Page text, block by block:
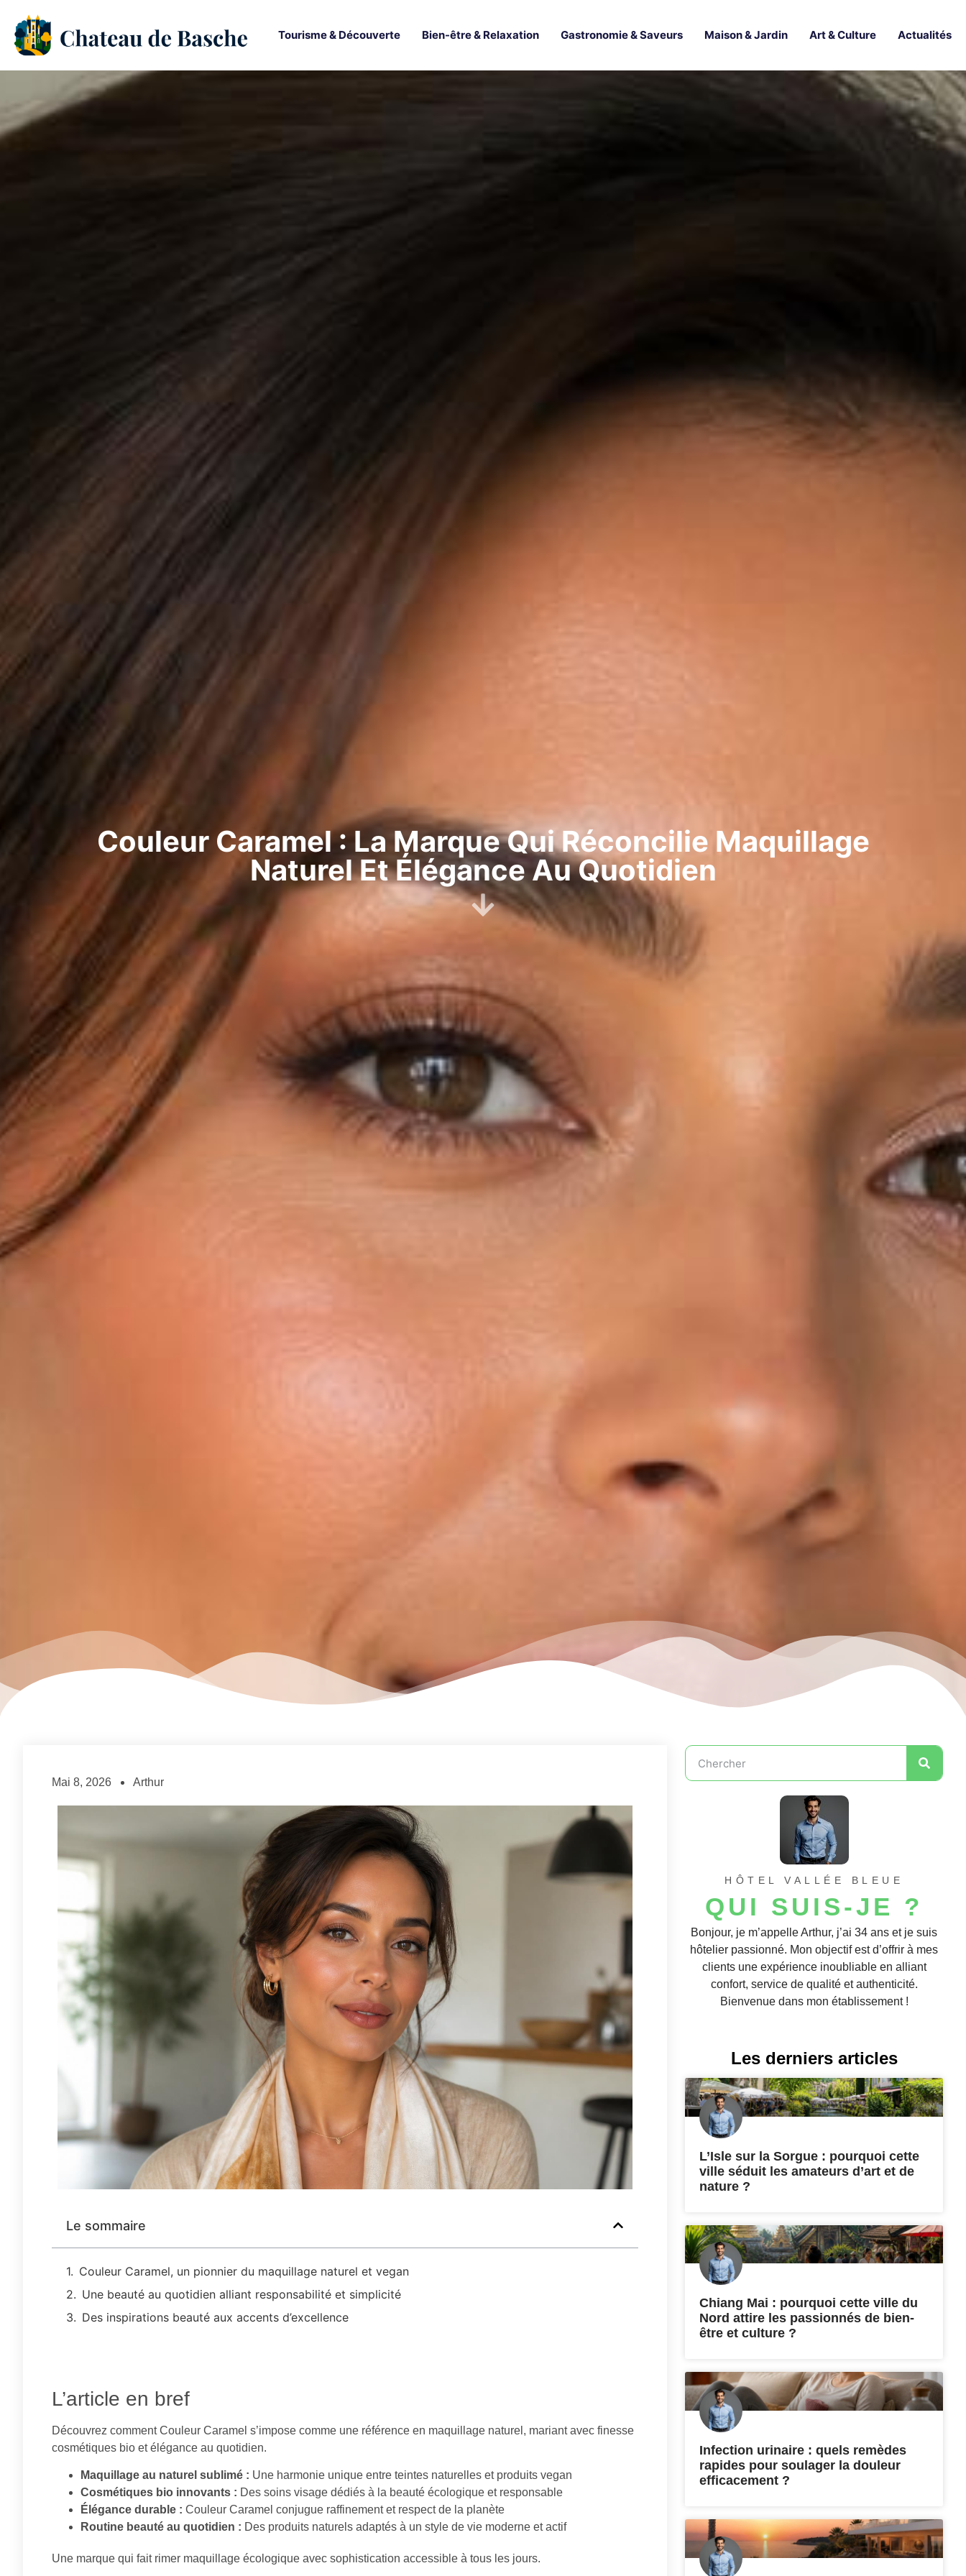
Tourisme & Découverte Bien-être & Relaxation Gastronomie & Saveurs Maison & Jardin Art & Culture Actualités
Couleur Caramel : La Marque Qui Réconcilie Maquillage
Naturel Et Élégance Au Quotidien
Mai 8, 2026 Arthur
Le sommaire
Couleur Caramel, un pionnier du maquillage naturel et vegan
Une beauté au quotidien alliant responsabilité et simplicité
Des inspirations beauté aux accents d’excellence
L’article en bref
Découvrez comment Couleur Caramel s’impose comme une référence en maquillage naturel, mariant avec finesse
cosmétiques bio et élégance au quotidien.
Maquillage au naturel sublimé : Une harmonie unique entre teintes naturelles et produits vegan
Cosmétiques bio innovants : Des soins visage dédiés à la beauté écologique et responsable
Élégance durable : Couleur Caramel conjugue raffinement et respect de la planète
Routine beauté au quotidien : Des produits naturels adaptés à un style de vie moderne et actif
Une marque qui fait rimer maquillage écologique avec sophistication accessible à tous les jours.
HÔTEL VALLÉE BLEUE
QUI SUIS-JE ?
Bonjour, je m’appelle Arthur, j’ai 34 ans et je suis
hôtelier passionné. Mon objectif est d’offrir à mes
clients une expérience inoubliable en alliant
confort, service de qualité et authenticité.
Bienvenue dans mon établissement !
Les derniers articles
L’Isle sur la Sorgue : pourquoi cette
ville séduit les amateurs d’art et de
nature ?
Chiang Mai : pourquoi cette ville du
Nord attire les passionnés de bien-
être et culture ?
Infection urinaire : quels remèdes
rapides pour soulager la douleur
efficacement ?